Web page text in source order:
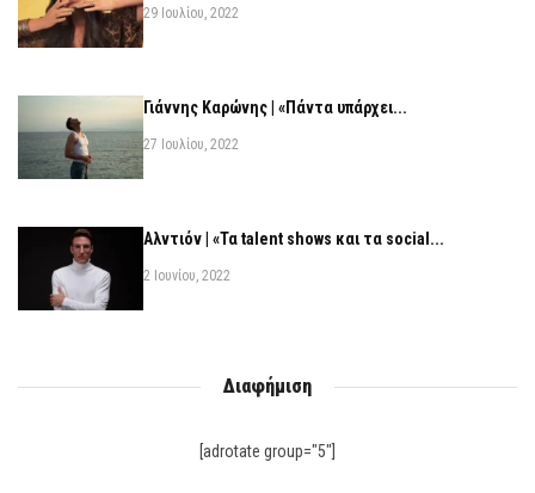
29 Ιουλίου, 2022
Γιάννης Καρώνης | «Πάντα υπάρχει...
27 Ιουλίου, 2022
Αλντιόν | «Τα talent shows και τα social...
2 Ιουνίου, 2022
Διαφήμιση
[adrotate group="5"]